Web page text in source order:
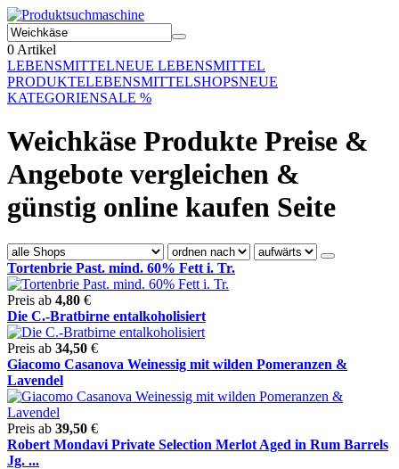
0 Artikel
LEBENSMITTELNEUE LEBENSMITTEL
PRODUKTELEBENSMITTELSHOPSNEUE
KATEGORIENSALE %
Weichkäse Produkte Preise &
Angebote vergleichen &
günstig online kaufen Seite
Tortenbrie Past. mind. 60% Fett i. Tr.
Preis ab 4,80 €
Die C.-Bratbirne entalkoholisiert
Preis ab 34,50 €
Giacomo Casanova Weinessig mit wilden Pomeranzen &
Lavendel
Preis ab 39,50 €
Robert Mondavi Private Selection Merlot Aged in Rum Barrels
Jg. ...